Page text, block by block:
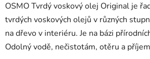
OSMO Tvrdý voskový olej Original je
tvrdých voskových olejů v různých
na dřevo v interiéru. Je na bázi
Odolný vodě, nečistotám, otěru a